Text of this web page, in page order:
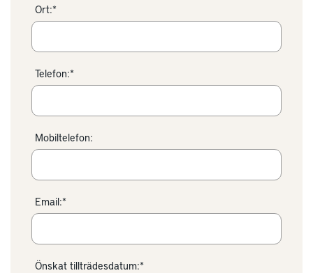
Ort:*
Telefon:*
Mobiltelefon:
Email:*
Önskat tillträdesdatum:*